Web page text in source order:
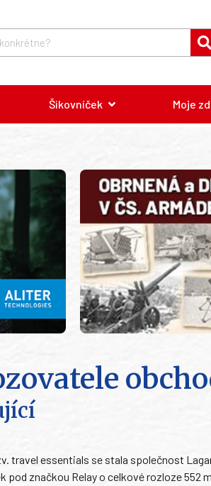
Šikovníček Moje
travel essentials se stala společnost
značkou Relay o celkové rozloze 552